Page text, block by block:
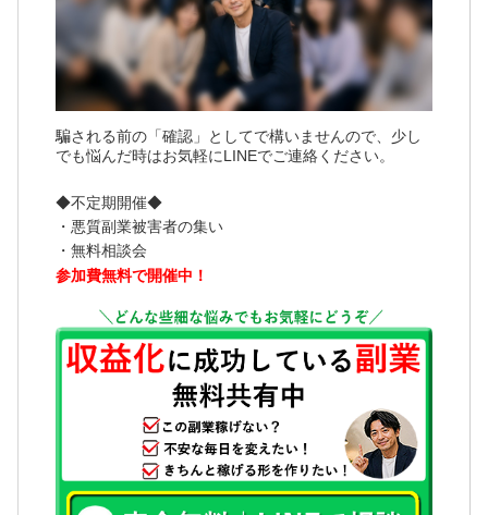
騙される前の「確認」としてで構いませんので、少し
でも悩んだ時はお気軽にLINEでご連絡ください。
◆不定期開催◆
・悪質副業被害者の集い
・無料相談会
参加費無料で開催中！